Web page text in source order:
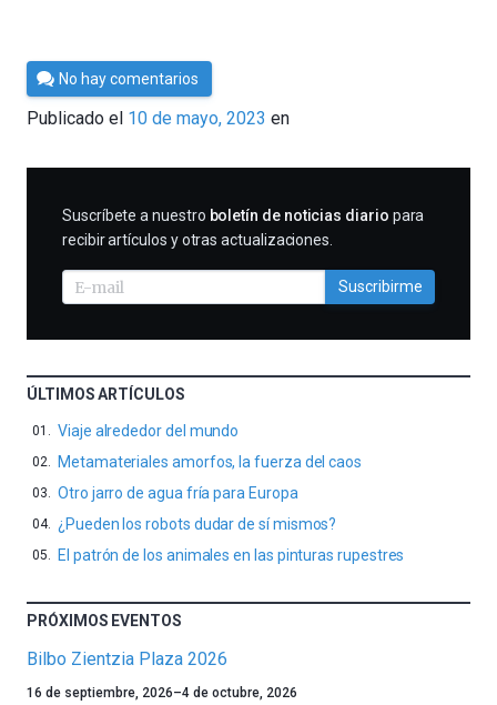
Por
César
Tomé
No hay comentarios
Publicado el 10 de mayo, 2023 en
SUSCRIBIRME
Suscríbete a nuestro boletín de noticias diario para
recibir artículos y otras actualizaciones.
Suscribirme
ÚLTIMOS ARTÍCULOS
Viaje alrededor del mundo
Metamateriales amorfos, la fuerza del caos
Otro jarro de agua fría para Europa
¿Pueden los robots dudar de sí mismos?
El patrón de los animales en las pinturas rupestres
PRÓXIMOS EVENTOS
Bilbo Zientzia Plaza 2026
Un
16 de septiembre, 2026–4 de octubre, 2026